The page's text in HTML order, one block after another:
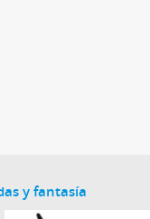
y fantasía